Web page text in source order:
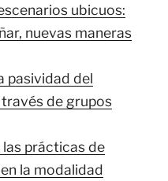
ubicuos:
nuevas maneras
pasividad del
de grupos
prácticas de
la modalidad